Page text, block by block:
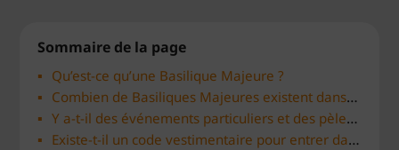
Sommaire de la page
Qu’est-ce qu’une Basilique Majeure ?
Combien de Basiliques Majeures existent dans le monde ?
Y a-t-il des événements particuliers et des pèlerinages spécifiques aux Basiliques Majeures ?
Existe-t-il un code vestimentaire pour entrer dans les basiliques majeures de Rome ?